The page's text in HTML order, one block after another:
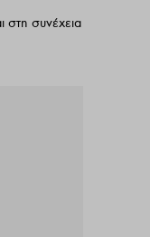
στη συνέχεια